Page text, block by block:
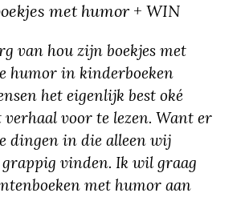
met humor + WIN
van hou zijn boekjes met
humor in kinderboeken
het eigenlijk best oké
voor te lezen. Want er
dingen in die alleen wij
vinden. Ik wil graag
met humor aan